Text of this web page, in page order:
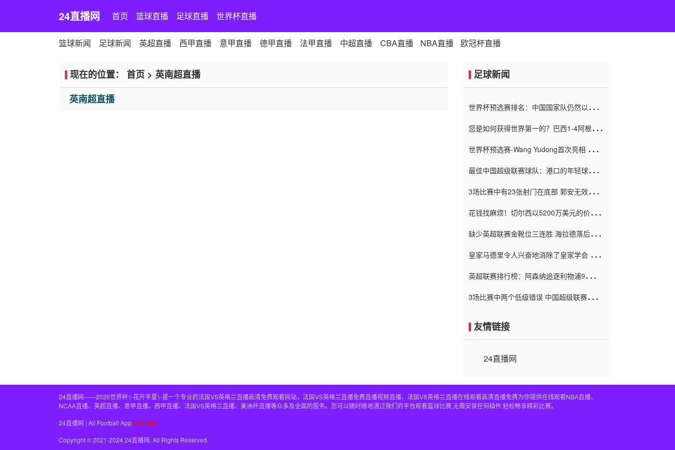
24直播网 首页 篮球直播 足球直播 世界杯直播
篮球新闻 足球新闻 英超直播 西甲直播 意甲直播 德甲直播 法甲直播 中超直播 CBA直播 NBA直播 欧冠杯直播
现在的位置： 首页 > 英南超直播
英南超直播
足球新闻
世界杯预选赛排名：中国国家队仍然以6分
您是如何获得世界第一的？巴西1-4阿根
世界杯预选赛-Wang Yudong首次亮相 中国
最佳中国超级联赛球队：港口的年轻球员在
（Taishan）
3场比赛中有23张射门在底部 郭安无效传球
花钱找麻烦！切尔西以5200万美元的价格
窗口
缺少英超联赛金靴位三连胜 海拉德落后6球
皇家马德里令人兴奋地消除了皇家学会 安
英超联赛排行榜：阿森纳追逐利物浦9分 曼
3场比赛中两个低级错误 中国超级联赛的前
友情链接
24直播网
24直播网——2026世界杯✨花开半夏✨是一个专业的法国VS英格兰直播高清免费观看网站，法国VS英格兰直播免费直播视频直播，法国VS英格兰直播在线观看高清直播免费为你提供在线观看NBA直播、
NCAA直播、英超直播、意甲直播、西甲直播、法国VS英格兰直播、美洲杯直播等众多及全面的服务。您可以随时随地通过我们的平台观看篮球比赛,无需安装任何插件,轻松畅享精彩比赛。
24直播网 | All Football App 网站地图
Copyright © 2021-2024 24直播网. All Rights Reserved.